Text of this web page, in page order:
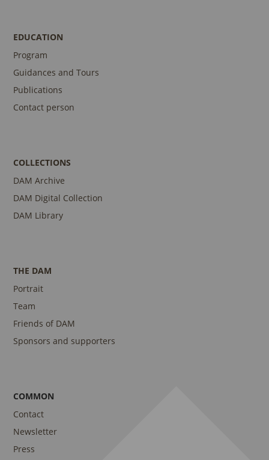
EDUCATION
Program
Guidances and Tours
Publications
Contact person
COLLECTIONS
DAM Archive
DAM Digital Collection
DAM Library
THE DAM
Portrait
Team
Friends of DAM
Sponsors and supporters
COMMON
Contact
Newsletter
Press